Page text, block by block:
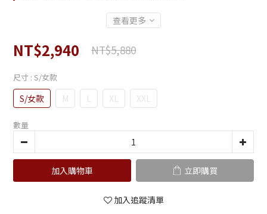
查看更多
NT$2,940 NT$5,880
尺寸 : S/女款
S/女款 M L XL XXL
數量
加入購物車 立即購買
加入追蹤清單